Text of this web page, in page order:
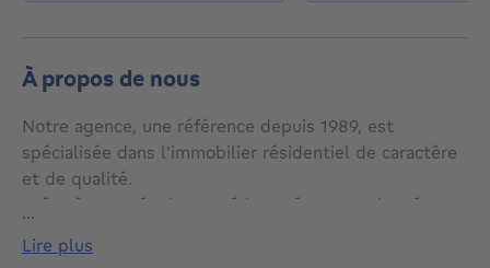
À propos de nous
Notre agence, une référence depuis 1989, est
spécialisée dans l'immobilier résidentiel de caractère
et de qualité.
Grâce à notre équipe expérimentée et passionnée,
dans la vente, la location, l'évaluation et la gestion
...
lire plus